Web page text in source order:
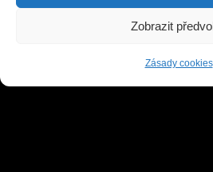
Zobrazit
Zásady cookies
Všeobecné Obchodní